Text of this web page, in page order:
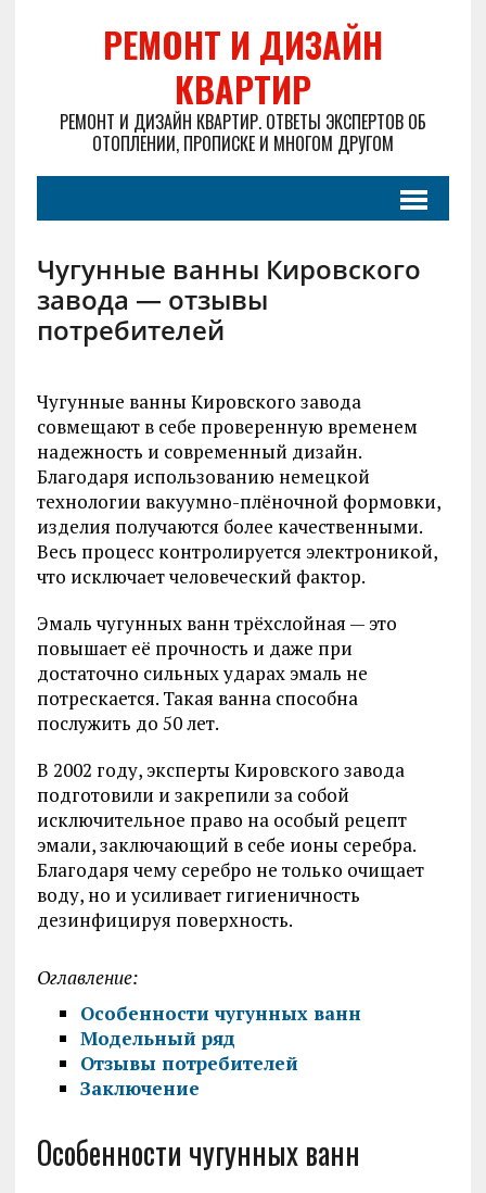
РЕМОНТ И ДИЗАЙН
КВАРТИР
РЕМОНТ И ДИЗАЙН КВАРТИР. ОТВЕТЫ ЭКСПЕРТОВ ОБ
ОТОПЛЕНИИ, ПРОПИСКЕ И МНОГОМ ДРУГОМ
Чугунные ванны Кировского
завода — отзывы
потребителей
Чугунные ванны Кировского завода
совмещают в себе проверенную временем
надежность и современный дизайн.
Благодаря использованию немецкой
технологии вакуумно-плёночной формовки,
изделия получаются более качественными.
Весь процесс контролируется электроникой,
что исключает человеческий фактор.
Эмаль чугунных ванн трёхслойная — это
повышает её прочность и даже при
достаточно сильных ударах эмаль не
потрескается. Такая ванна способна
послужить до 50 лет.
В 2002 году, эксперты Кировского завода
подготовили и закрепили за собой
исключительное право на особый рецепт
эмали, заключающий в себе ионы серебра.
Благодаря чему серебро не только очищает
воду, но и усиливает гигиеничность
дезинфицируя поверхность.
Оглавление:
Особенности чугунных ванн
Модельный ряд
Отзывы потребителей
Заключение
Особенности чугунных ванн